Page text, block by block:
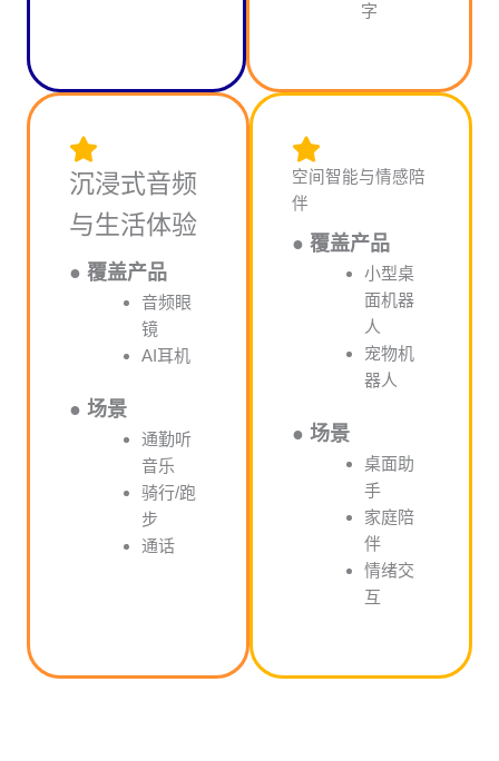
字
沉浸式音频
与生活体验
● 覆盖产品
音频眼
镜
AI耳机
● 场景
通勤听
音乐
骑行/跑
步
通话
空间智能与情感陪
伴
● 覆盖产品
小型桌
面机器
人
宠物机
器人
● 场景
桌面助
手
家庭陪
伴
情绪交
互